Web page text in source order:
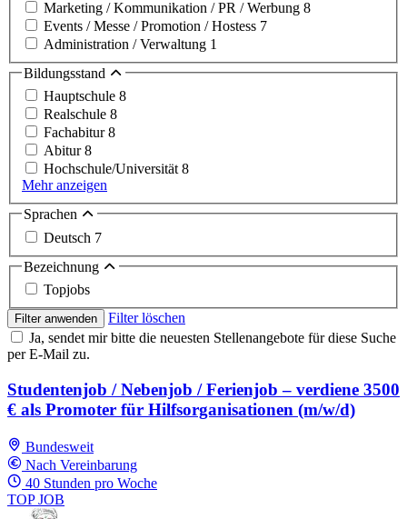
Marketing / Kommunikation / PR / Werbung 8
Events / Messe / Promotion / Hostess 7
Administration / Verwaltung 1
Bildungsstand
Hauptschule 8
Realschule 8
Fachabitur8
Abitur8
Hochschule/Universität 8
Mehr anzeigen
Sprachen
Deutsch 7
Bezeichnung
Topjobs
Filter anwenden
Filter löschen
Ja, sendet mir bitte die neuesten Stellenangebote für diese Suche
per E-Mail zu.
Studentenjob / Nebenjob / Ferienjob – verdiene 3500
€ als Promoter für Hilfsorganisationen (m/w/d)
Bundesweit
Nach Vereinbarung
40 Stunden pro Woche
TOP JOB